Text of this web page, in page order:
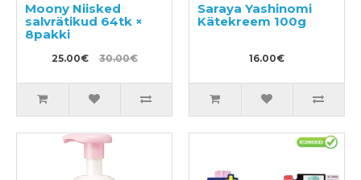
Moony Niisked
salvrätikud 64tk ×
8pakki
25.00€ 30.00€
Saraya Yashinomi
Kätekreem 100g
16.00€